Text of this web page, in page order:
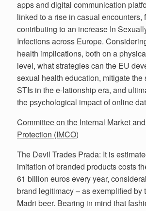
apps and digital communication
linked to a rise in casual encounters,
contributing to an increase In
Infections across Europe.
health implications, both on a
level, what strategies can the EU
sexual health education, mitigate the
STIs in the e-lationship era, and
the psychological impact of online
Committee on the Internal Market
Protection (IMCO)
The Devil Trades Prada: It is
imitation of branded products costs
61 billion euros every year,
brand legitimacy – as exemplified by
Madri beer. Bearing in mind that